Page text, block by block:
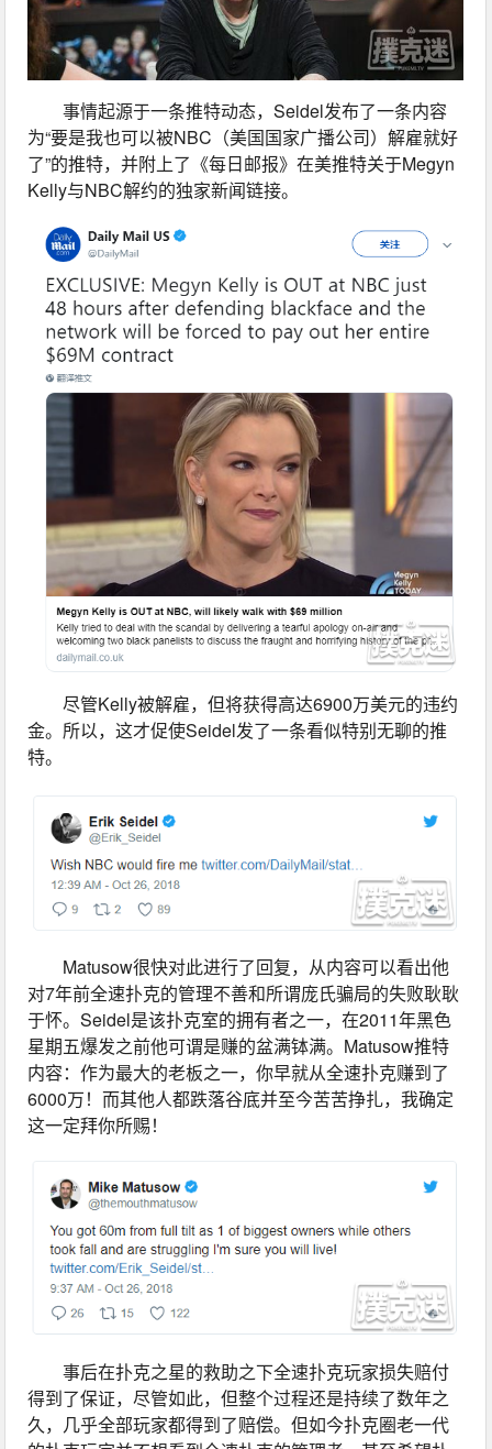
事情起源于一条推特动态，Seidel发布了一条内容
为“要是我也可以被NBC（美国国家广播公司）解雇就好
了”的推特，并附上了《每日邮报》在美推特关于Megyn
Kelly与NBC解约的独家新闻链接。
尽管Kelly被解雇，但将获得高达6900万美元的违约
金。所以，这才促使Seidel发了一条看似特别无聊的推
特。
Matusow很快对此进行了回复，从内容可以看出他
对7年前全速扑克的管理不善和所谓庞氏骗局的失败耿耿
于怀。Seidel是该扑克室的拥有者之一，在2011年黑色
星期五爆发之前他可谓是赚的盆满钵满。Matusow推特
内容：作为最大的老板之一，你早就从全速扑克赚到了
6000万！而其他人都跌落谷底并至今苦苦挣扎，我确定
这一定拜你所赐！
事后在扑克之星的救助之下全速扑克玩家损失赔付
得到了保证，尽管如此，但整个过程还是持续了数年之
久，几乎全部玩家都得到了赔偿。但如今扑克圈老一代